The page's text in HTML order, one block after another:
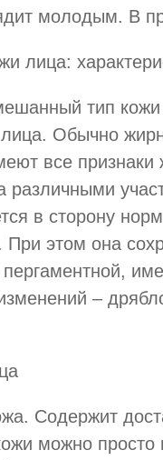
молодым. В
лица:
тип
Обычно
все
различными
в сторону
этом она
–
Содержит
можно